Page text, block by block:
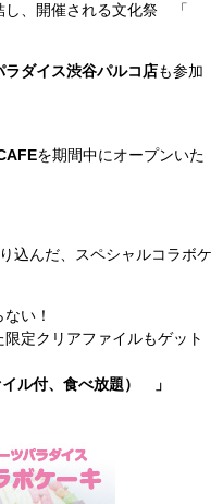
し、開催される文化祭 「
ラダイス渋谷パルコ店も参加
を期間中にオープンいた
込んだ、スペシャルコラボケ
い！
定クリアファイルもゲット
イル付、食べ放題） 」